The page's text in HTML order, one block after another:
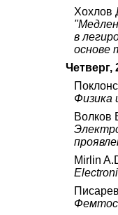
Хохлов
в
основе
Четверг,
Физика
Волков
Mirlin